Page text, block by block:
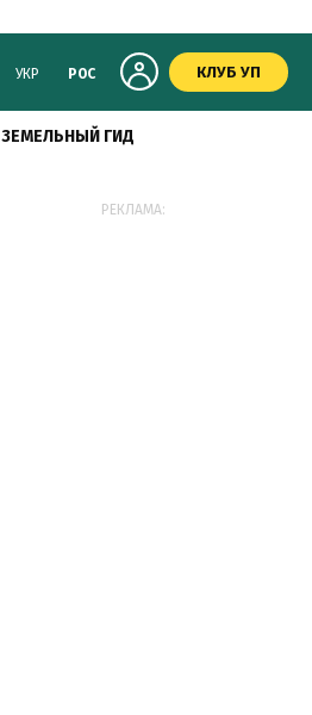
УКР РОС КЛУБ УП
ЗЕМЕЛЬНЫЙ ГИД
РЕКЛАМА: